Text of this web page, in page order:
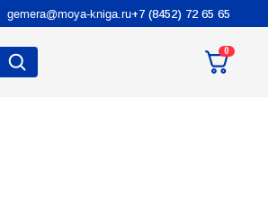
gemera@moya-kniga.ru+7 (8452) 72 65 65
0